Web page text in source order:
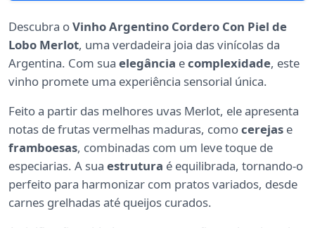
Descubra oVinho Argentino Cordero Con Piel de
Lobo Merlot, uma verdadeira joia das vinícolas da
Argentina. Com sua elegância ecomplexidade, este
vinho promete uma experiência sensorial única.
Feito a partir das melhores uvas Merlot, ele apresenta
notas de frutas vermelhas maduras, comocerejas e
framboesas, combinadas com um leve toque de
especiarias. A sua estrutura é equilibrada, tornando-o
perfeito para harmonizar com pratos variados, desde
carnes grelhadas até queijos curados.